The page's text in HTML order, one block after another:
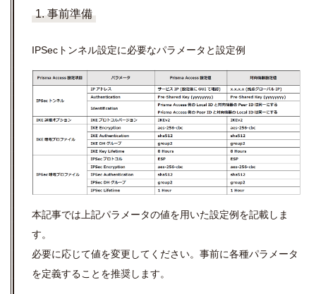
1. 事前準備
IPSec トンネル設定に必要なパラメータと設定例
本記事では上記パラメータの値を用いた設定例を記載しま
す。
必要に応じて値を変更してください。事前に各種パラメータ
を定義することを推奨します。